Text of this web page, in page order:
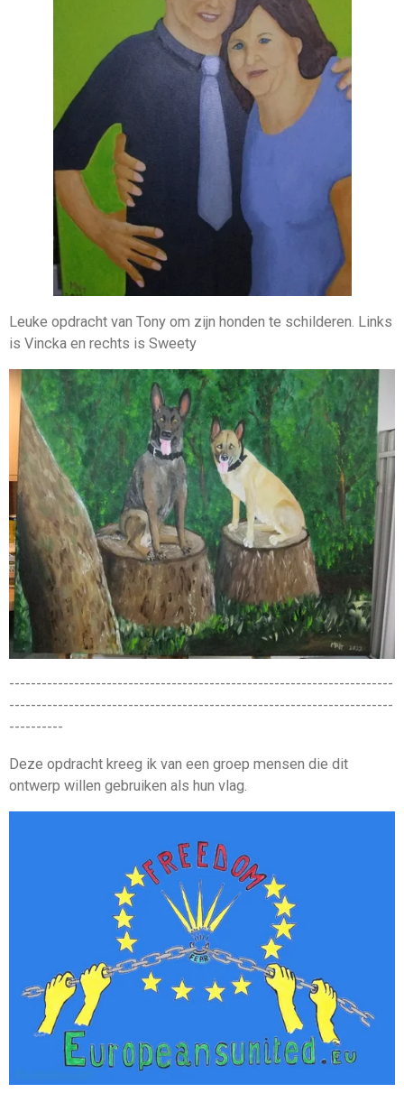
Leuke opdracht van Tony om zijn honden te schilderen. Links
is Vincka en rechts is Sweety
-----------------------------------------------------------------------
-----------------------------------------------------------------------
----------
Deze opdracht kreeg ik van een groep mensen die dit
ontwerp willen gebruiken als hun vlag.